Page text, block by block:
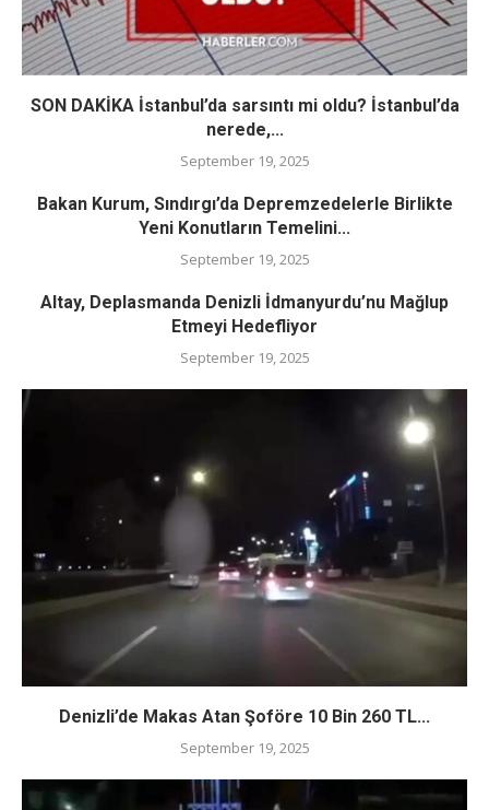
SON DAKİKA İstanbul’da sarsıntı mi oldu? İstanbul’da
nerede,...
September 19, 2025
Bakan Kurum, Sındırgı’da Depremzedelerle Birlikte
Yeni Konutların Temelini...
September 19, 2025
Altay, Deplasmanda Denizli İdmanyurdu’nu Mağlup
Etmeyi Hedefliyor
September 19, 2025
Denizli’de Makas Atan Şoföre 10 Bin 260 TL...
September 19, 2025